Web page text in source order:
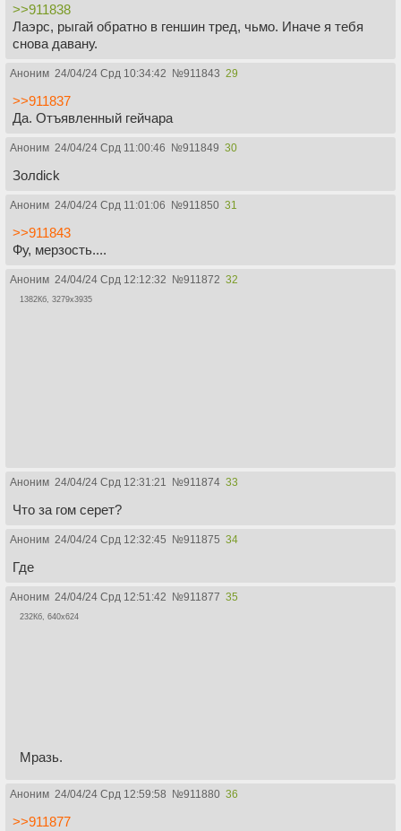
>>911838
Лаэрс, рыгай обратно в геншин тред, чьмо. Иначе я тебя
снова давану.
Аноним 24/04/24 Срд 10:34:42 №911843 29
>>911837
Да. Отъявленный гейчара
Аноним 24/04/24 Срд 11:00:46 №911849 30
Золdick
Аноним 24/04/24 Срд 11:01:06 №911850 31
>>911843
Фу, мерзость....
Аноним 24/04/24 Срд 12:12:32 №911872 32
1382Кб, 3279x3935
Аноним 24/04/24 Срд 12:31:21 №911874 33
Что за гом серет?
Аноним 24/04/24 Срд 12:32:45 №911875 34
Где
Аноним 24/04/24 Срд 12:51:42 №911877 35
232Кб, 640x624
Мразь.
Аноним 24/04/24 Срд 12:59:58 №911880 36
>>911877